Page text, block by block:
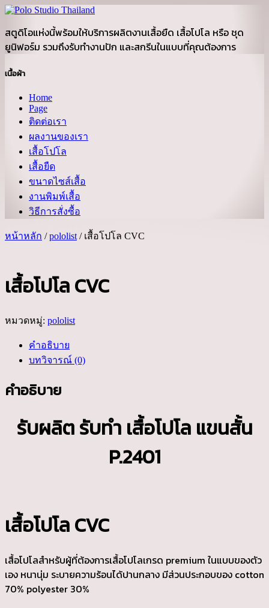
สตูดิโอแห่งนี้พร้อมให้บริการผลิตงานเสื้อยืด เสื้อโปโล หรือ ชุด
ยูนิฟอร์ม รวมถึงรับทำงานปัก และสกรีนในแบบที่คุณต้องการ
เนื้อผ้า
Home
Page
ติดต่อเรา
ผลงานของเรา
เสื้อโปโล
เสื้อยืด
ขนาดไซส์เสื้อ
งานพิมพ์เสื้อ
วิธีการสั่งซื้อ
หน้าหลัก /pololist / เสื้อโปโล CVC
เสื้อโปโล CVC
หมวดหมู่: pololist
คำอธิบาย
บทวิจารณ์ (0)
คำอธิบาย
รับผลิต รับทำ เสื้อโปโล แขนสั้น
P.2401
เสื้อโปโล CVC
เสื้อโปโลสำหรับผู้ที่ต้องการเสื้อโปโลเกรด premium ในแบบของตัว
เอง หนานุ่ม ระบายความร้อนได้ปานกลาง มีส่วนประกอบของ cotton
70% polyester 30%